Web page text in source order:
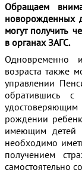
Обращаем
новорожденных
могут получить
в органах ЗАГС.
Одновременно
возраста также
управлении
обратившись
рождении
имеющим детей
необходимо
получением
самостоятельно